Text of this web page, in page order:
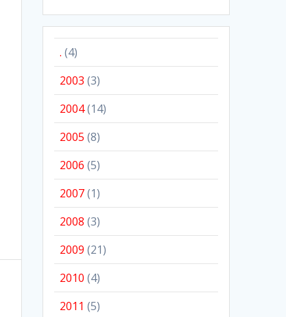
. (4)
2003 (3)
2004(14)
2005 (8)
2006 (5)
2007(1)
2008 (3)
2009 (21)
2010 (4)
2011 (5)